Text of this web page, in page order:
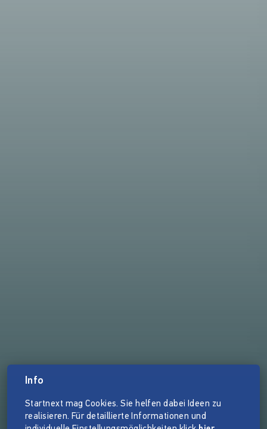
Info
Startnext mag Cookies. Sie helfen dabei Ideen zu
realisieren. Für detaillierte Informationen und